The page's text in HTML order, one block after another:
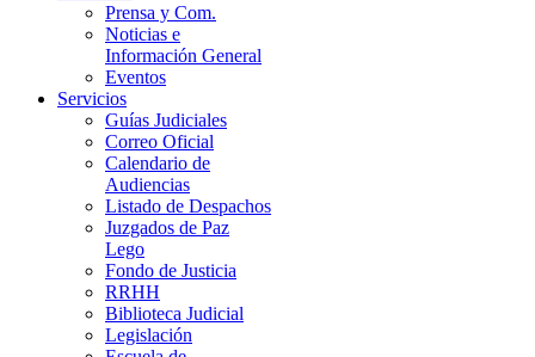
Prensa y Com.
Noticias e
Información General
Eventos
Servicios
Guías Judiciales
Correo Oficial
Calendario de
Audiencias
Listado de Despachos
Juzgados de Paz
Lego
Fondo de Justicia
RRHH
Biblioteca Judicial
Legislación